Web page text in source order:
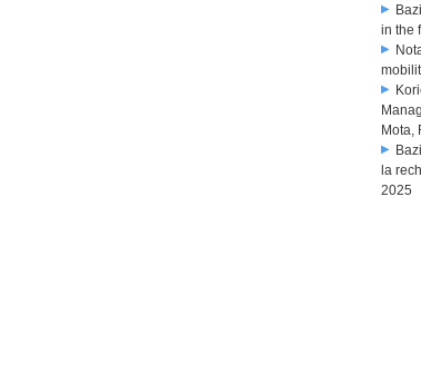
in the
Mota,
la
2025